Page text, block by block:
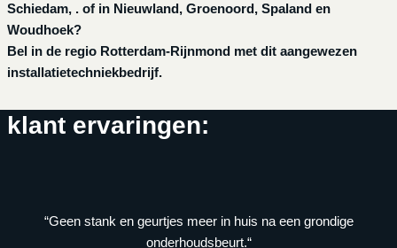
Schiedam, . of in Nieuwland, Groenoord, Spaland en
Woudhoek?
Bel in de regio Rotterdam-Rijnmond met dit aangewezen
installatietechniekbedrijf.
klant ervaringen:
“Geen stank en geurtjes meer in huis na een grondige
onderhoudsbeurt.“